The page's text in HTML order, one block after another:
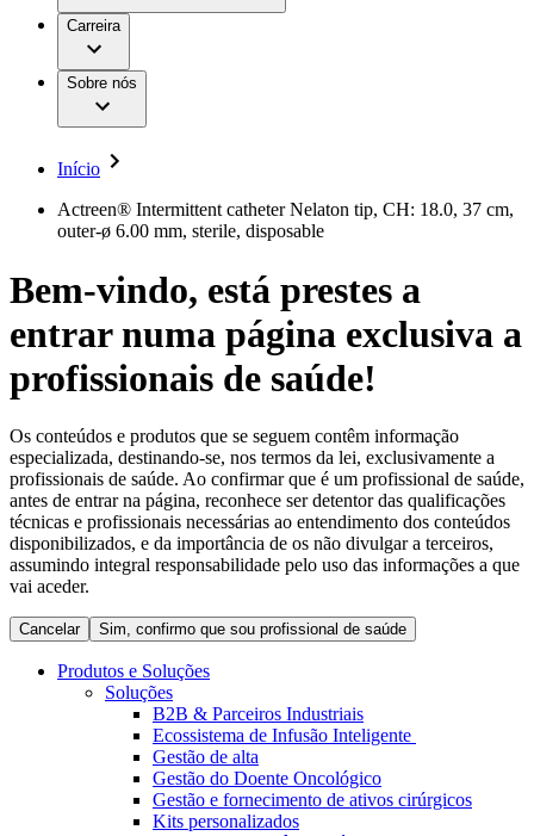
Aesculap Academy
Contentores Estéreis
Motores Cirúrgicos
Nutrição Clínica
Oncologia
Prevenção e Controlo de Infeções
Retenção Urinária e Urologia
Suturas e Especialidades Cirúrgicas
Terapia da Dor
Terapia de Intervenção Vascular
Tratamento de Feridas
Tratamento de Sangue Extracorporal
Soluções
Terapias
Patologias e Cuidados
Serviços
Cuidados Domiciliários
Coordenamos os seus cuidados médicos quando recebe alta
do hospital. Para mais informações, visite a nossa página de
cuidados domiciliários.
Trabalhar na B. Braun
Oportunidades de emprego
A nossa cultura
Vagas disponíveis
Descubra as tuas oportunidades de carreira na B. Braun.
Pesquise no nosso mercado de trabalho global por perfis de
trabalho interessantes.
Centro de Inovação
Responsabilidade
Acesso aos Cuidados de Saúde
Comunicados de Imprensa
Contactos
Formulário de Contacto
Localizações
Responsabilidade
Media
Contactos
Carreira
Sobre nós
Início
Actreen® Intermittent catheter Nelaton tip, CH: 18.0, 37 cm,
outer-ø 6.00 mm, sterile, disposable
Bem-vindo, está prestes a
entrar numa página exclusiva a
profissionais de saúde!
Os conteúdos e produtos que se seguem contêm informação
especializada, destinando-se, nos termos da lei, exclusivamente a
profissionais de saúde. Ao confirmar que é um profissional de saúde,
antes de entrar na página, reconhece ser detentor das qualificações
técnicas e profissionais necessárias ao entendimento dos conteúdos
disponibilizados, e da importância de os não divulgar a terceiros,
assumindo integral responsabilidade pelo uso das informações a que
vai aceder.
Cancelar Sim, confirmo que sou profissional de saúde
Produtos e Soluções
Soluções
B2B & Parceiros Industriais
Ecossistema de Infusão Inteligente
Gestão de alta
Gestão do Doente Oncológico
Gestão e fornecimento de ativos cirúrgicos
Kits personalizados